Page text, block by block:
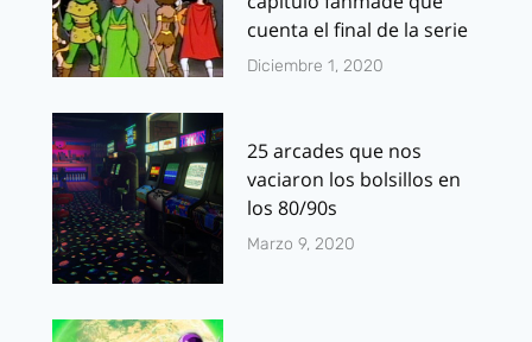
cuenta el final de la serie
Diciembre 1, 2020
25 arcades que nos
vaciaron los bolsillos en
los 80/90s
Marzo 9, 2020